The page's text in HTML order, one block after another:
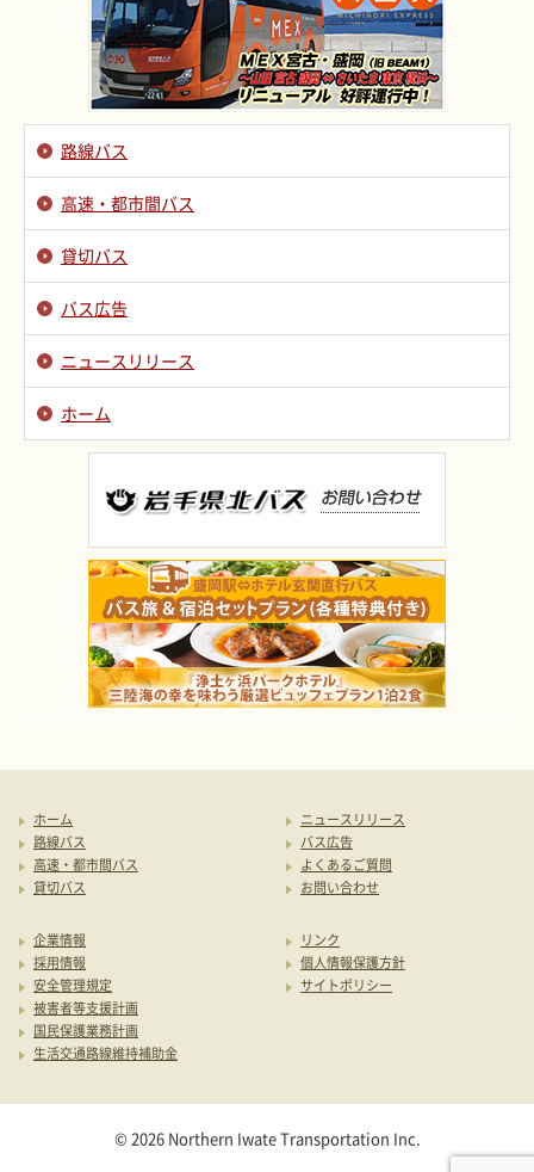
路線バス
高速・都市間バス
貸切バス
バス広告
ニュースリリース
ホーム
ホーム
路線バス
高速・都市間バス
貸切バス
ニュースリリース
バス広告
よくあるご質問
お問い合わせ
企業情報
採用情報
安全管理規定
被害者等支援計画
国民保護業務計画
生活交通路線維持補助金
リンク
個人情報保護方針
サイトポリシー
© 2026 Northern Iwate Transportation Inc.